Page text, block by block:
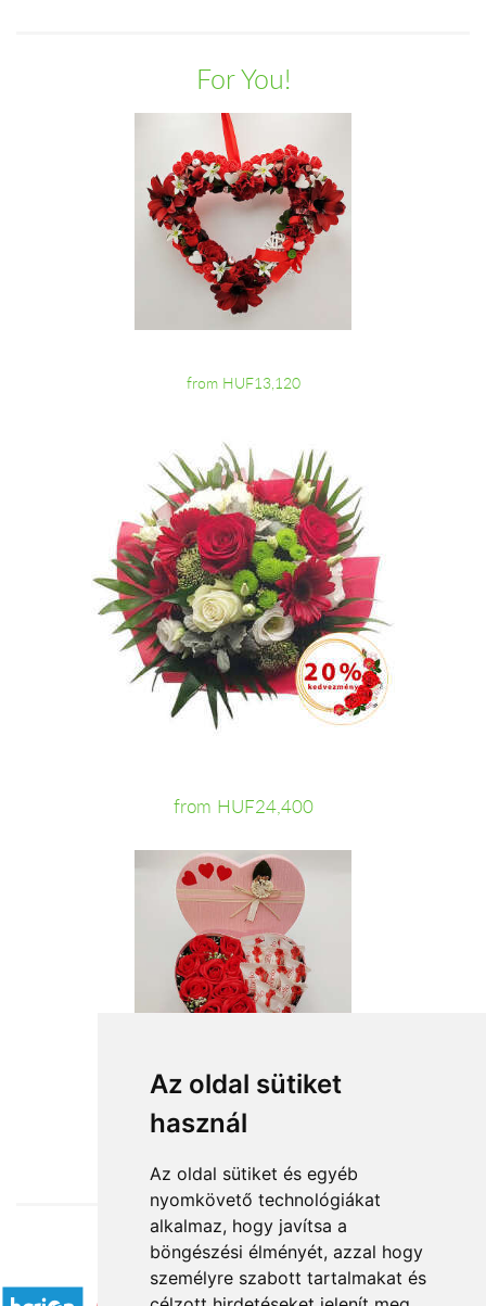
Az oldal sütiket
használ
Az oldal sütiket és egyéb
nyomkövető technológiákat
alkalmaz, hogy javítsa a
böngészési élményét, azzal hogy
személyre szabott tartalmakat és
For You!
from HUF13,120
from HUF24,400
from HUF14,240
Accepted payment methods